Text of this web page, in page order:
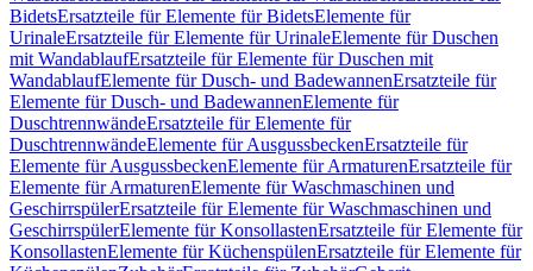
BidetsErsatzteile für Elemente für BidetsElemente für
UrinaleErsatzteile für Elemente für UrinaleElemente für Duschen
mit WandablaufErsatzteile für Elemente für Duschen mit
WandablaufElemente für Dusch- und BadewannenErsatzteile für
Elemente für Dusch- und BadewannenElemente für
DuschtrennwändeErsatzteile für Elemente für
DuschtrennwändeElemente für AusgussbeckenErsatzteile für
Elemente für AusgussbeckenElemente für ArmaturenErsatzteile für
Elemente für ArmaturenElemente für Waschmaschinen und
GeschirrspülerErsatzteile für Elemente für Waschmaschinen und
GeschirrspülerElemente für KonsollastenErsatzteile für Elemente für
KonsollastenElemente für KüchenspülenErsatzteile für Elemente für